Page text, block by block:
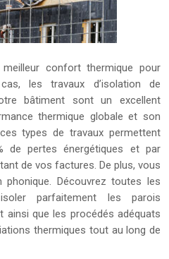
confort thermique pour
les travaux d’isolation de
bâtiment sont un excellent
thermique globale et son
types de travaux permettent
de pertes énergétiques et par
de vos factures. De plus, vous
Découvrez toutes les
parfaitement les parois
ainsi que les procédés adéquats
thermiques tout au long de